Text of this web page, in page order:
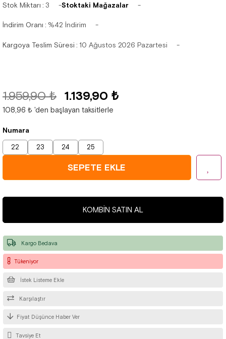
Stok Miktarı : 3 Stoktaki Mağazalar
İndirim Oranı : %42 İndirim
Kargoya Teslim Süresi : 10 Ağustos 2026 Pazartesi
1.959,90 ₺ 1.139,90 ₺
108,96 ₺ 'den başlayan taksitlerle
Numara
22 23 24 25
KOMBIN SATIN AL
Tükeniyor
İstek Listeme Ekle
Karşılaştır
Fiyat Düşünce Haber Ver
Kargo Bedava
Tavsiye Et